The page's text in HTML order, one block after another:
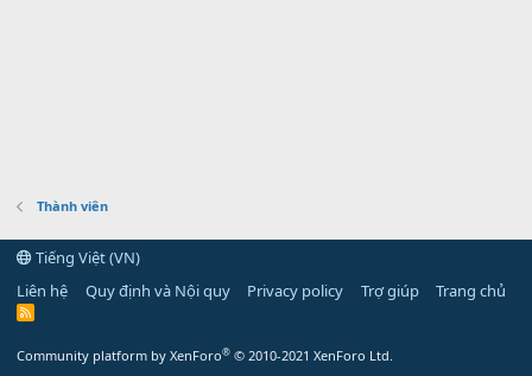
Thành viên
Tiếng Việt (VN)
Liên hệ
Quy định và Nội quy Privacy policy Trợ giúp Trang chủ
R
Community platform by XenForo® © 2010-2021 XenForo Ltd.